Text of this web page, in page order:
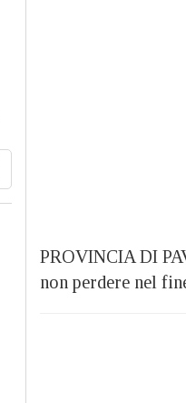
PROVINCIA DI
non perdere nel